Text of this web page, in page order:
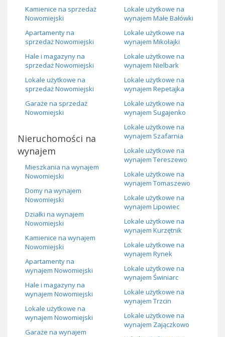
Kamienice na sprzedaż
Nowomiejski
Apartamenty na
sprzedaż Nowomiejski
Hale i magazyny na
sprzedaż Nowomiejski
Lokale użytkowe na
sprzedaż Nowomiejski
Garaże na sprzedaż
Nowomiejski
Nieruchomości na
wynajem
Mieszkania na wynajem
Nowomiejski
Domy na wynajem
Nowomiejski
Działki na wynajem
Nowomiejski
Kamienice na wynajem
Nowomiejski
Apartamenty na
wynajem Nowomiejski
Hale i magazyny na
wynajem Nowomiejski
Lokale użytkowe na
wynajem Nowomiejski
Garaże na wynajem
Lokale użytkowe na
wynajem Małe Bałówki
Lokale użytkowe na
wynajem Mikołajki
Lokale użytkowe na
wynajem Nielbark
Lokale użytkowe na
wynajem Repetajka
Lokale użytkowe na
wynajem Sugajenko
Lokale użytkowe na
wynajem Szafarnia
Lokale użytkowe na
wynajem Tereszewo
Lokale użytkowe na
wynajem Tomaszewo
Lokale użytkowe na
wynajem Lipowiec
Lokale użytkowe na
wynajem Kurzętnik
Lokale użytkowe na
wynajem Rynek
Lokale użytkowe na
wynajem Świniarc
Lokale użytkowe na
wynajem Trzcin
Lokale użytkowe na
wynajem Zajączkowo